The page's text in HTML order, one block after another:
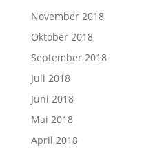
November 2018
Oktober 2018
September 2018
Juli 2018
Juni 2018
Mai 2018
April 2018